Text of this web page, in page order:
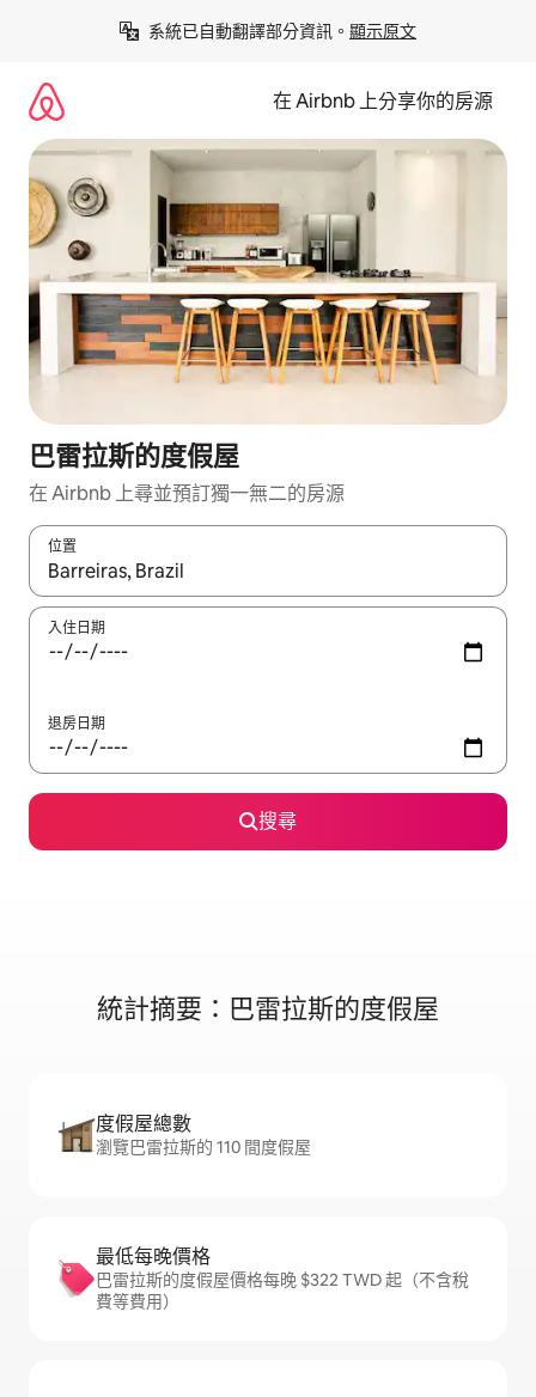
系統已自動翻譯部分資訊。 顯示原文
在 Airbnb 上分享你的房源
巴雷拉斯的度假屋
在 Airbnb 上尋並預訂獨一無二的房源
位置
如有搜尋結果，瀏覽內容時請使用上下箭頭，或輕點、滑動裝置。
入住日期
退房日期
搜尋
統計摘要：巴雷拉斯的度假屋
度假屋總數
瀏覽巴雷拉斯的 110 間度假屋
最低每晚價格
巴雷拉斯的度假屋價格每晚 $322 TWD 起（不含稅
費等費用）